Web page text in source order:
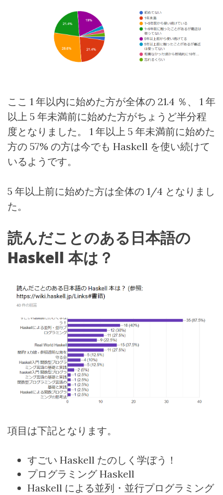
ここ 1 年以内に始めた方が全体の 21.4 ％、 1 年
以上 5 年未満前に始めた方がちょうど半分程
度となりました。
1 年以上 5 年未満前に始めた
方の 57% の方は今でも Haskell を使い続けて
いるようです。
5 年以上前に始めた方は全体の 1/4 となりまし
た。
読んだことのある日本語の
Haskell 本は？
項目は下記となります。
すごい Haskell たのしく学ぼう！
プログラミングHaskell
Haskell による並列・並行プログラミング